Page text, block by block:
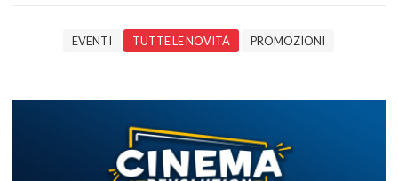
EVENTI TUTTE LE NOVITÀ PROMOZIONI